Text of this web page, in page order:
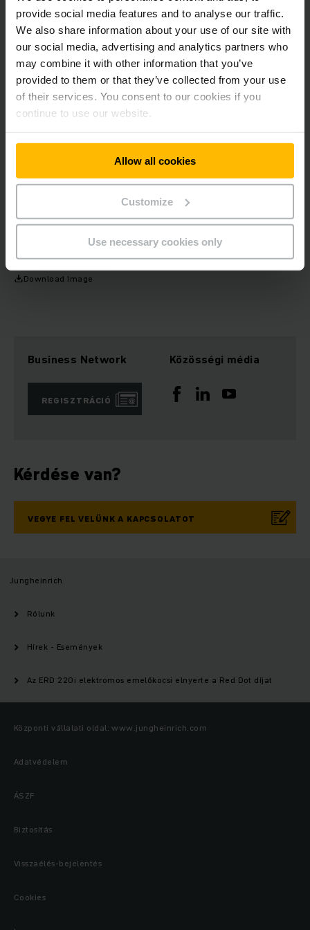
provide social media features and to analyse our traffic.
We also share information about your use of our site with
our social media, advertising and analytics partners who
may combine it with other information that you’ve
provided to them or that they’ve collected from your use
of their services. You consent to our cookies if you
continue to use our website.
Allow all cookies
Customize
Use necessary cookies only
platform esetében három oldalról védett a kezelőállás,
amely biztonságos kezelést és kényelmes állóhelyzetet
garantál. Ezzel egyidejűleg az ERD 220i mindössze 1.065 mm
géptestével kategóriájának legrövidebb gépe. A kis
méreteknek köszönhetően a fordulási kör sugara nem éri el a
két métert. Így a legszűkebb helyeken is precízen
manőverezhető, új terület szabadul fel a raktárban, ami
jobban kihasználható.
A Red Dot Termékdíj már 1955 óta jutalmazza világszerte a
legjobb és leginnovatívabb termékeket több mint 50
kategóriában. A független formatervező szakemberekből,
professzorokból és újságírókból álló nemzetközi zsűri
termékeket, amelyek a formatervezés minősége alapján
különösen kiemelkednek.
Download Image
Business Network
REGISZTRÁCIÓ
Közösségi média
Kérdése van?
VEGYE FEL VELÜNK A KAPCSOLATOT
Jungheinrich
Rólunk
Hírek - Események
Az ERD 220i elektromos emelőkocsi elnyerte a Red Dot díjat
Központi vállalati oldal: www.jungheinrich.com
Adatvédelem
ÁSZF
Biztosítás
Visszaélés-bejelentés
Cookies